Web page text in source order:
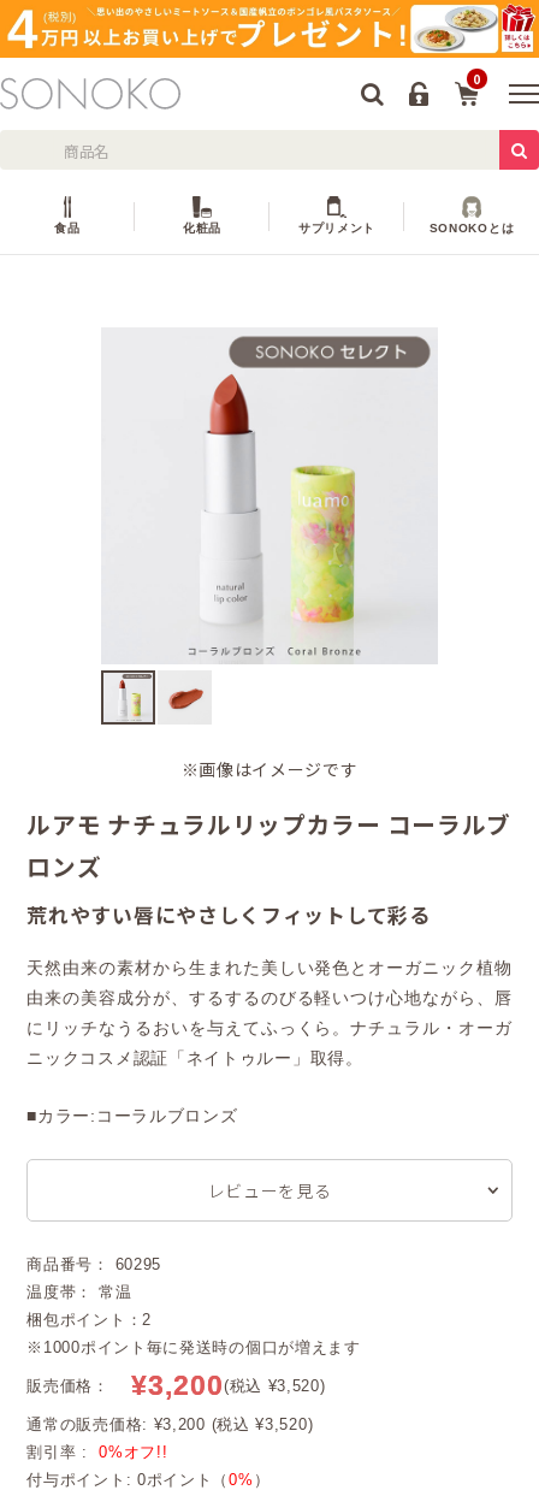
0
食品 化粧品 サプリメント SONOKOとは
※画像はイメージです
ルアモ ナチュラルリップカラー コーラルブ
ロンズ
荒れやすい唇にやさしくフィットして彩る
天然由来の素材から生まれた美しい発色とオーガニック植物
由来の美容成分が、するするのびる軽いつけ心地ながら、唇
にリッチなうるおいを与えてふっくら。ナチュラル・オーガ
ニックコスメ認証「ネイトゥルー」取得。
■カラー:コーラルブロンズ
レビューを見る
商品番号： 60295
温度帯： 常温
梱包ポイント：2
※1000ポイント毎に発送時の個口が増えます
販売価格： ¥3,200(税込 ¥3,520)
通常の販売価格: ¥3,200 (税込 ¥3,520)
割引率 :0%オフ!!
付与ポイント: 0ポイント（0% ）